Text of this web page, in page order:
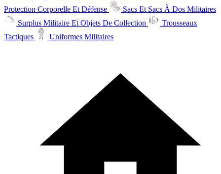
Protection Corporelle Et Défense
Sacs Et Sacs À Dos Militaires
Surplus Militaire Et Objets De Collection
Trousseaux
Tactiques
Uniformes Militaires